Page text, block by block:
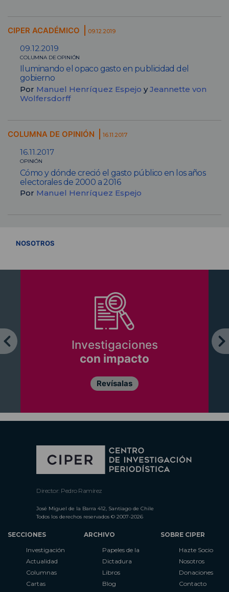
CIPER ACADÉMICO 09.12.2019
09.12.2019
COLUMNA DE OPINIÓN
Iluminando el opaco gasto en publicidad del
gobierno
Por Manuel Henríquez Espejo yJeannette von
Wolfersdorff
COLUMNA DE OPINIÓN 16.11.2017
16.11.2017
OPINIÓN
Cómo y dónde creció el gasto público en los años
electorales de 2000 a 2016
Por Manuel Henríquez Espejo
NOSOTROS
Investigaciones
con impacto
Revísalas
Director: Pedro Ramírez
José Miguel de la Barra 412, Santiago de Chile
Todos los derechos reservados © 2007-2026
SECCIONES
Investigación
Actualidad
Columnas
Cartas
ARCHIVO
Papeles de la
Dictadura
Libros
Blog
SOBRE CIPER
Hazte Socio
Nosotros
Donaciones
Contacto